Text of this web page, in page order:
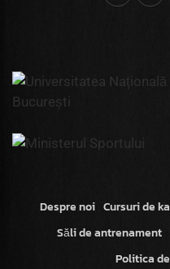
Despre noi Cursuri de
Săli de antrenament
Politica